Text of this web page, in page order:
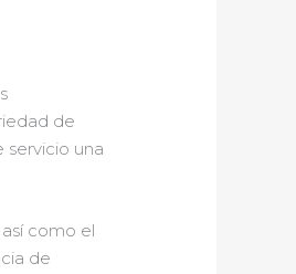
de
servicio una
como el
de